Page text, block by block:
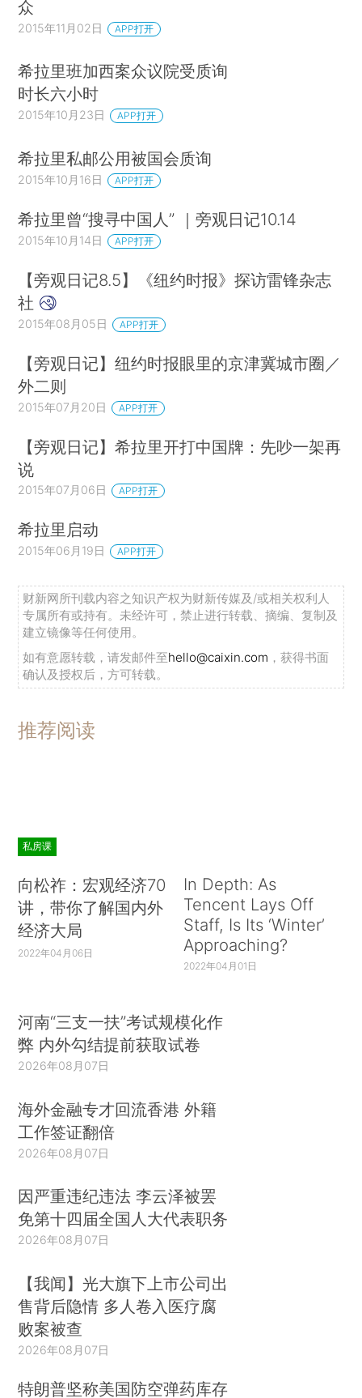
众
2015年11月02日 APP打开
希拉里班加西案众议院受质询
时长六小时
2015年10月23日 APP打开
希拉里私邮公用被国会质询
2015年10月16日 APP打开
希拉里曾“搜寻中国人” ｜旁观日记10.14
2015年10月14日 APP打开
【旁观日记8.5】《纽约时报》探访雷锋杂志
社
2015年08月05日 APP打开
【旁观日记】纽约时报眼里的京津冀城市圈／
外二则
2015年07月20日 APP打开
【旁观日记】希拉里开打中国牌：先吵一架再
说
2015年07月06日 APP打开
希拉里启动
2015年06月19日 APP打开
财新网所刊载内容之知识产权为财新传媒及/或相关权利人
专属所有或持有。未经许可，禁止进行转载、摘编、复制及
建立镜像等任何使用。
如有意愿转载，请发邮件至hello@caixin.com ，获得书面
确认及授权后，方可转载。
推荐阅读
私房课
向松祚：宏观经济70
讲，带你了解国内外
经济大局
2022年04月06日
In Depth: As
Tencent Lays Off
Staff, Is Its ‘Winter’
Approaching?
2022年04月01日
河南“三支一扶”考试规模化作
弊 内外勾结提前获取试卷
2026年08月07日
海外金融专才回流香港 外籍
工作签证翻倍
2026年08月07日
因严重违纪违法 李云泽被罢
免第十四届全国人大代表职务
2026年08月07日
【我闻】光大旗下上市公司出
售背后隐情 多人卷入医疗腐
败案被查
2026年08月07日
特朗普坚称美国防空弹药库存